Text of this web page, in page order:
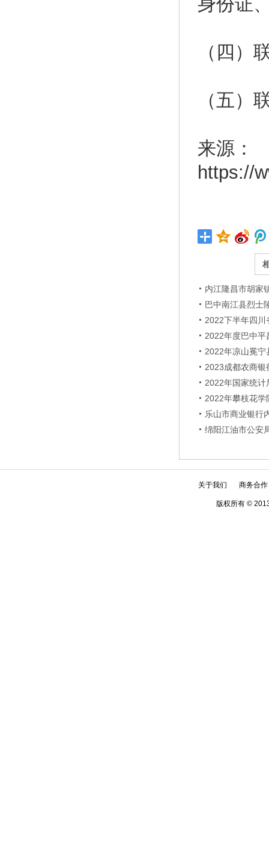
（四）
（五）
来源：
https://
内江隆昌市胡家
巴中南江县烈士
2022下半年四川
2022年度巴中平
2022年凉山冕宁
2023成都农商
2022年国家统计
2022年攀枝花学
乐山市商业银行
绵阳江油市公安
关于我们 商务合作
版权所有 ©